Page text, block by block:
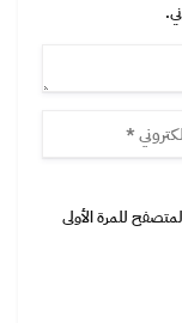
للمرة الأولى